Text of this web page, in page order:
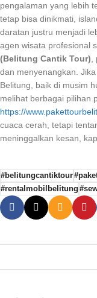
pengalaman yang lebih
tetap bisa dinikmati,
daratan justru menjadi
agen wisata profesional
(Belitung Cantik Tour)
dan menyenangkan.
Belitung, baik di musim
melihat berbagai pilihan
https://
cuaca cerah, tetapi
meninggalkan kesan,
#belitungcantiktour
#rentalmobilbelitung